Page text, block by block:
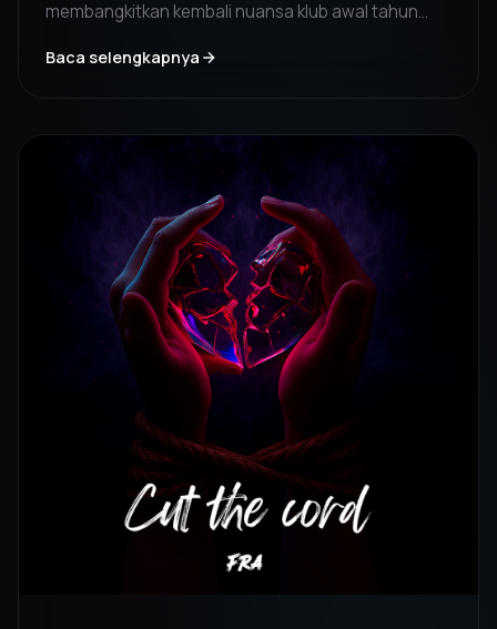
membangkitkan kembali nuansa klub awal tahun
kecemasan layar dan nostalgia lantai dansa,
Baca selengkapnya